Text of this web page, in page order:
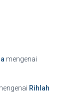
mengenai
Rihlah